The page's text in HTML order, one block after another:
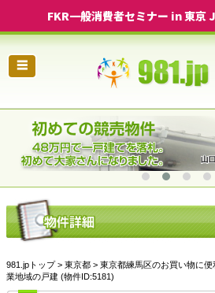
FKR一般消費者セミナー in 東京
☰
981.jpトップ> 東京都 > 東京都練馬区のお買い物に
業地域の戸建 (物件ID:5181)